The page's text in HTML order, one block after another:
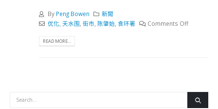
By Peng Bowen
新聞
优化 天水围 街市, 陈肇始, 食环署 Comments Off
READ MORE...